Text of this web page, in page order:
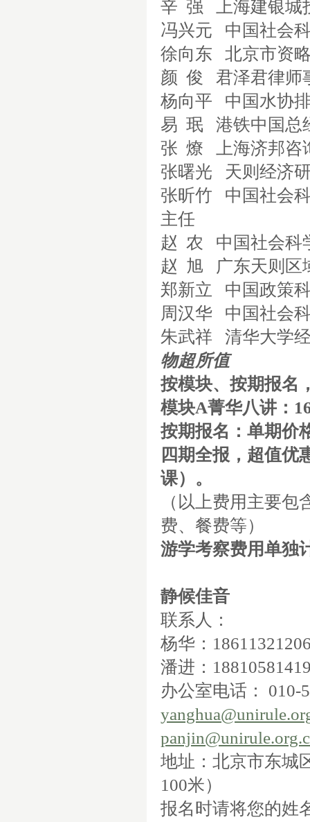
辛 强
上海建银
冯兴元
中国社会
徐向东
北京市资
颜 俊
君泽君律师
杨向平
中国水协
易 珉
港铁中国总
张 燎
上海济邦
张曙光
天则经济
张昕竹
中国社会
主任
赵 农
中国社会科
赵 旭
广东天则区
郑新立
中国政策
周汉华
中国社会
朱武祥
清华大学
物超所值
按模块、按期报名
模块A菁华八讲：
按期报名：单期价
四期全报，超值优
课）。
（以上费用主要
费、餐费等）
游学考察费用单独
静候佳音
联系人：
杨华：
潘进：
办公室电话：
010-
地址：北京市东城
100米）
报名时请将您的姓